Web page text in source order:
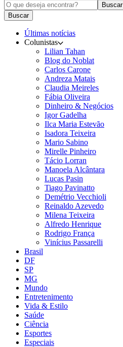
Buscar
Buscar
Últimas notícias
Colunistas
Lilian Tahan
Blog do Noblat
Carlos Carone
Andreza Matais
Claudia Meireles
Fábia Oliveira
Dinheiro & Negócios
Igor Gadelha
Ilca Maria Estevão
Isadora Teixeira
Mario Sabino
Mirelle Pinheiro
Tácio Lorran
Manoela Alcântara
Lucas Pasin
Tiago Pavinatto
Demétrio Vecchioli
Reinaldo Azevedo
Milena Teixeira
Alfredo Henrique
Rodrigo França
Vinícius Passarelli
Brasil
DF
SP
MG
Mundo
Entretenimento
Vida & Estilo
Saúde
Ciência
Esportes
Especiais